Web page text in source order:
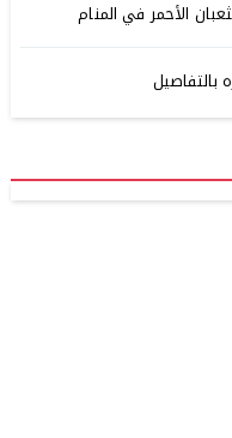
الأحمر في المنام
بالتفاصيل